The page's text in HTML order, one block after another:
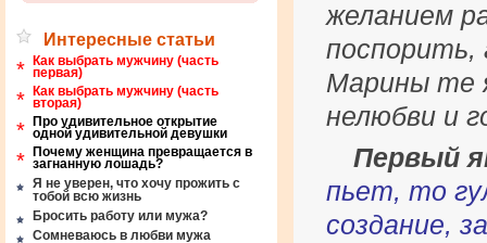
желанием
поспорить,
Марины те
нелюбви и
Первый
пьет, то
создание,
Интересные статьи
*
Как выбрать мужчину (часть
первая)
*
Как выбрать мужчину (часть
вторая)
*
Про удивительное открытие
одной удивительной девушки
*
Почему женщина превращается в
загнанную лошадь?
Я не уверен, что хочу прожить с
тобой всю жизнь
Бросить работу или мужа?
Сомневаюсь в любви мужа